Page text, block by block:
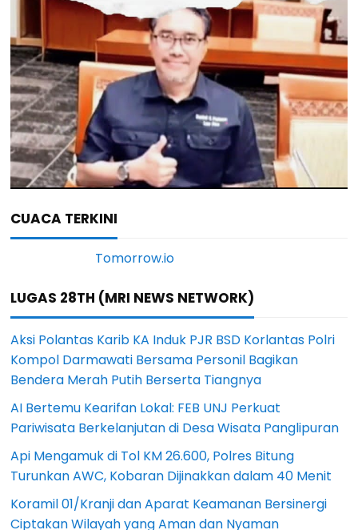
CUACA TERKINI
LUGAS 28TH (MRI NEWS NETWORK)
Aksi Polantas Karib KA Induk PJR BSD Korlantas Polri
Kompol Darmawati Bersama Personil Bagikan
Bendera Merah Putih Berserta Tiangnya
AI Bertemu Kearifan Lokal: FEB UNJ Perkuat
Pariwisata Berkelanjutan di Desa Wisata Panglipuran
Api Mengamuk di Tol KM 26.600, Polres Bitung
Turunkan AWC, Kobaran Dijinakkan dalam 40 Menit
Koramil 01/Kranji dan Aparat Keamanan Bersinergi
Ciptakan Wilayah yang Aman dan Nyaman